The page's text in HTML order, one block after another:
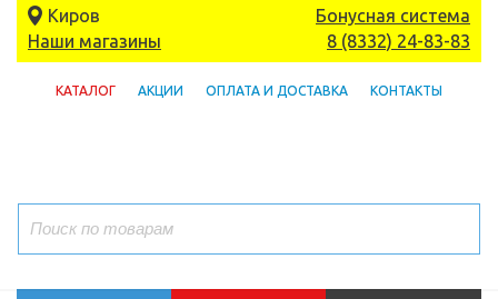
Киров
Наши магазины
Бонусная система
8 (8332) 24-83-83
КАТАЛОГ АКЦИИ ОПЛАТА И ДОСТАВКА КОНТАКТЫ